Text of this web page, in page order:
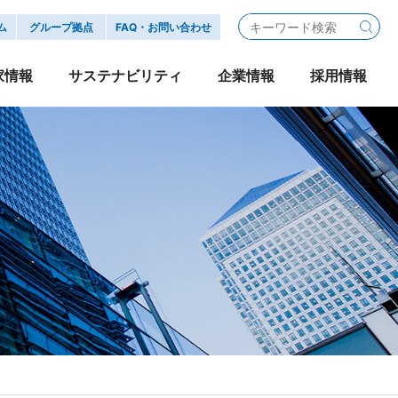
グループ拠点 FAQ・お問い合わせ
さくらボックス・
事務所移転
情報
告
ディスクロージャーポリシー
情報
ャパン SDGs宣言
Ｇ:ガバナンス
サステナビリティ
ループ企業
企業情報
業務委託配送パートナー
採用情報